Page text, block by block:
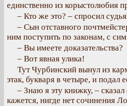
единственно из корыстолюбия
– Кто же это? – спросил
– Сын отставного
ним поступить по законам, с
– Вы имеете доказательства?
– Вот явная улика!
Тут Чурбинский вынул из
этак, букваря в четыре, и подал
– Знаю я эту книжку, – сказал
кажется, нигде нет сочинения